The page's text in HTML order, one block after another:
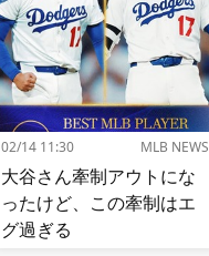
02/14 11:30 MLB NEWS
大谷さん牽制アウトにな
ったけど、この牽制はエ
グ過ぎる